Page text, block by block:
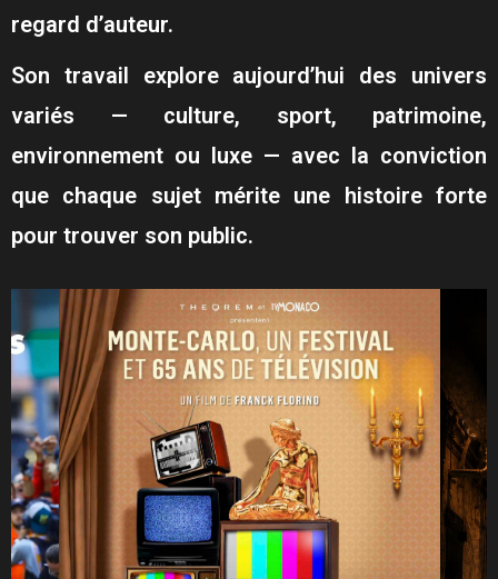
regard d’auteur.
Son travail explore aujourd’hui des univers
variés — culture, sport, patrimoine,
environnement ou luxe — avec la conviction
que chaque sujet mérite une histoire forte
pour trouver son public.